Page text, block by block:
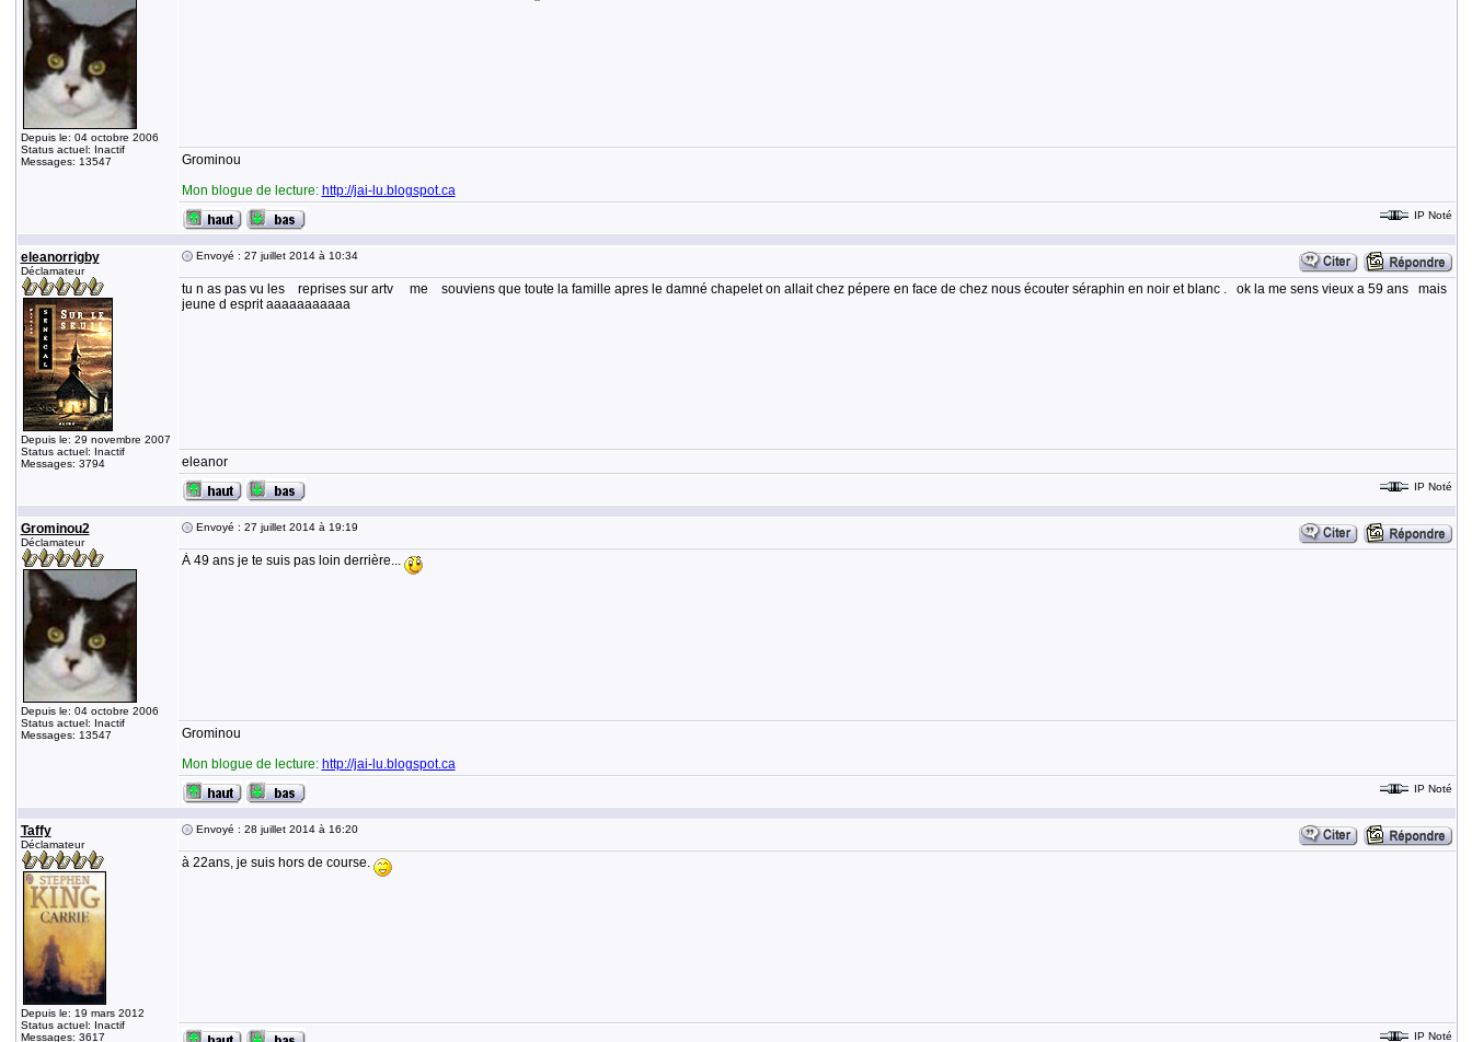
Depuis le: 04 octobre 2006
Status actuel: Inactif
Messages: 13547
Grominou
Mon blogue de lecture: http://jai-lu.blogspot.ca
IP Noté
eleanorrigby
Déclamateur
Depuis le: 29 novembre 2007
Status actuel: Inactif
Messages: 3794
Envoyé : 27 juillet 2014 à 10:34
tu n as pas vu les reprises sur artv me souviens que toute la famille apres le damné chapelet on allait chez pépere en face de chez nous écouter séraphin en noir et blanc . ok la me sens vieux a 59 ans mais
jeune d esprit aaaaaaaaaaa
eleanor
IP Noté
Grominou2
Déclamateur
Depuis le: 04 octobre 2006
Status actuel: Inactif
Messages: 13547
Envoyé : 27 juillet 2014 à 19:19
À 49 ans je te suis pas loin derrière...
Grominou
Mon blogue de lecture: http://jai-lu.blogspot.ca
IP Noté
Taffy
Déclamateur
Depuis le: 19 mars 2012
Status actuel: Inactif
Messages: 3617
Envoyé : 28 juillet 2014 à 16:20
à 22ans, je suis hors de course.
IP Noté